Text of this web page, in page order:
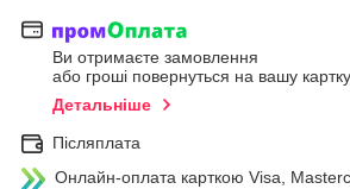
Ви отримаєте замовлення
або гроші повернуться на вашу картку
Детальніше
Післяплата
Онлайн-оплата карткою Visa,